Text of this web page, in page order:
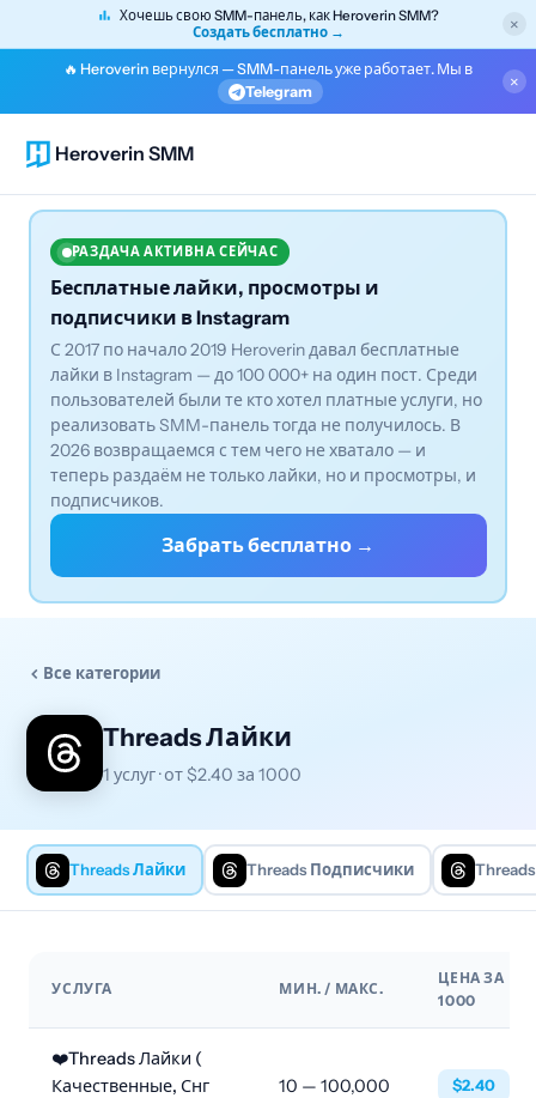
Хочешь свою SMM-панель, как Heroverin SMM?
Создать бесплатно →
×
🔥 Heroverin вернулся — SMM-панель уже работает. Мы в
Telegram
×
Heroverin SMM
РАЗДАЧА АКТИВНА СЕЙЧАС
Бесплатные лайки, просмотры и
подписчики в Instagram
С 2017 по начало 2019 Heroverin давал бесплатные
лайки в Instagram — до 100 000+ на один пост. Среди
пользователей были те кто хотел платные услуги, но
реализовать SMM-панель тогда не получилось. В
2026 возвращаемся с тем чего не хватало — и
теперь раздаём не только лайки, но и просмотры, и
подписчиков.
Забрать бесплатно →
Все категории
Threads Лайки
1 услуг · от $2.40 за 1000
Threads Лайки Threads Подписчики
УСЛУГА МИН. / МАКС.
ЦЕНА ЗА
1000
❤️Threads Лайки (
Качественные, Снг
10 — 100,000 $2.40